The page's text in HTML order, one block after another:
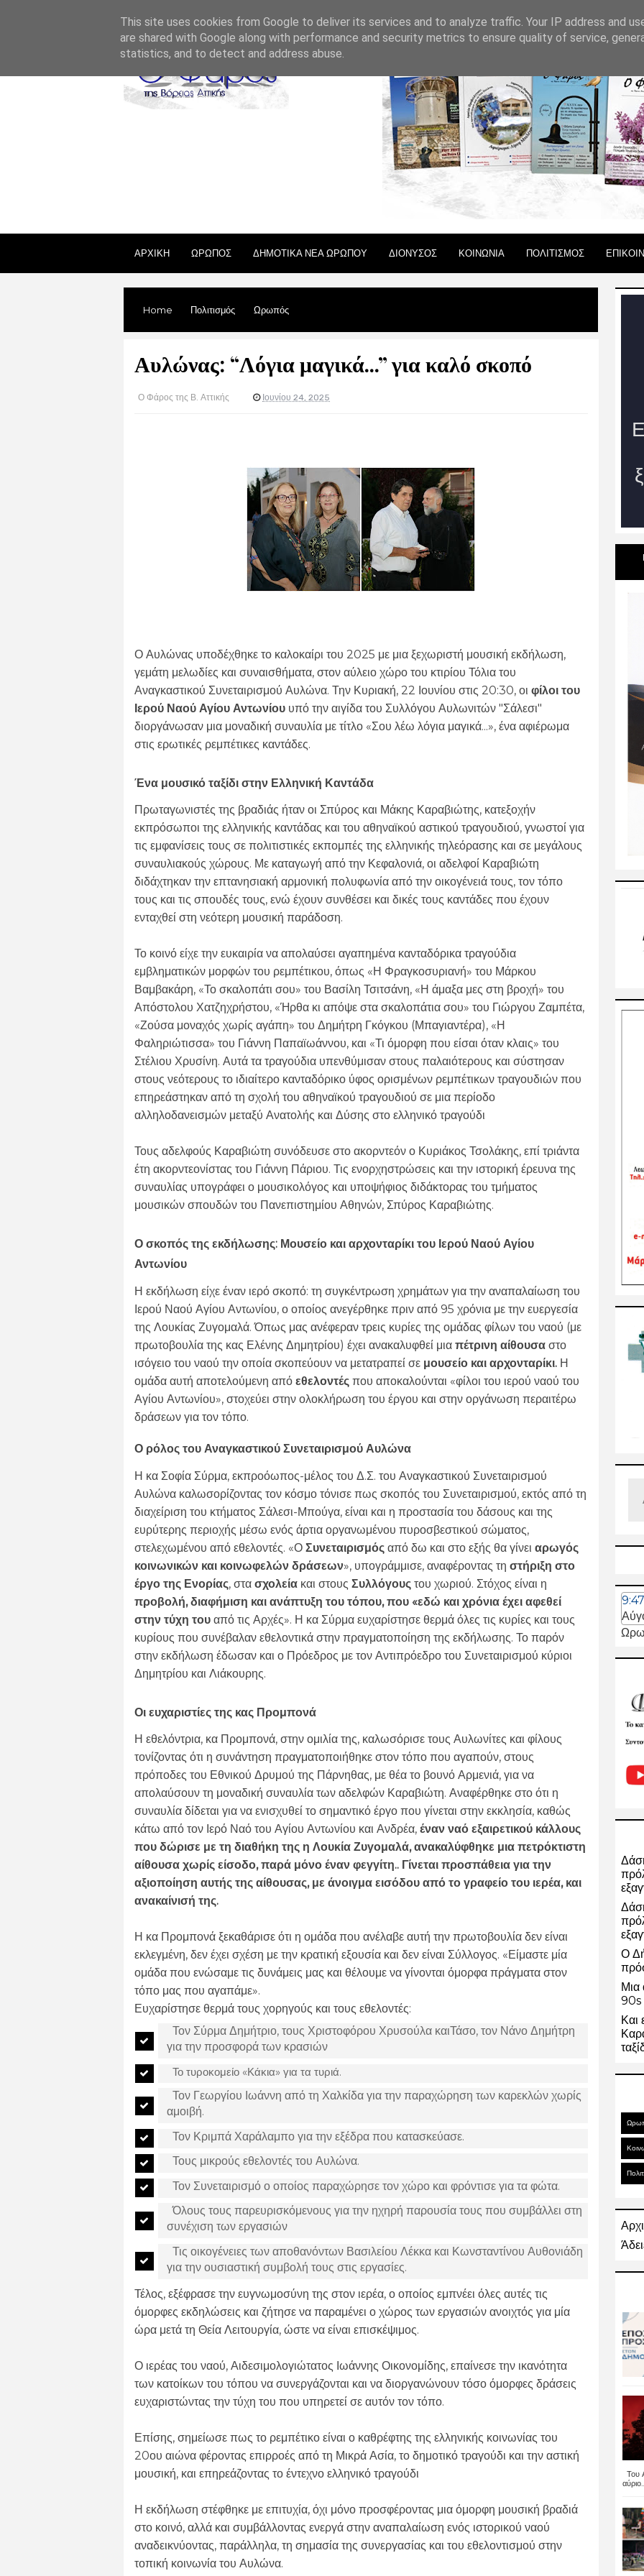
ΑΡΧΙΚΗ ΩΡΩΠΟΣ ΔΗΜΟΤΙΚΑ ΝΕΑ ΩΡΩΠΟΥ ΔΙΟΝΥΣΟΣ ΚΟΙΝΩΝΙΑ ΠΟΛΙΤΙΣΜΟΣ
Home Πολιτισμός Ωρωπός
Αυλώνας: “Λόγια μαγικά...” για καλό σκοπό
Ο Φάρος της Β. Αττικής Ιουνίου 24, 2025
Ο Αυλώνας υποδέχθηκε το καλοκαίρι του 2025 με μια ξεχωριστή μουσική εκδήλωση,
γεμάτη μελωδίες και συναισθήματα, στον αύλειο χώρο του κτιρίου Τόλια του
Αναγκαστικού Συνεταιρισμού Αυλώνα. Την Κυριακή, 22 Ιουνίου στις 20:30, οι φίλοι του
Ιερού Ναού Αγίου Αντωνίου υπό την αιγίδα του Συλλόγου Αυλωνιτών "Σάλεσι"
διοργάνωσαν μια μοναδική συναυλία με τίτλο «Σου λέω λόγια μαγικά...», ένα αφιέρωμα
στις ερωτικές ρεμπέτικες καντάδες.
Ένα μουσικό ταξίδι στην Ελληνική Καντάδα
Πρωταγωνιστές της βραδιάς ήταν οι Σπύρος και Μάκης Καραβιώτης, κατεξοχήν
εκπρόσωποι της ελληνικής καντάδας και του αθηναϊκού αστικού τραγουδιού, γνωστοί για
τις εμφανίσεις τους σε πολιτιστικές εκπομπές της ελληνικής τηλεόρασης και σε μεγάλους
συναυλιακούς χώρους. Με καταγωγή από την Κεφαλονιά, οι αδελφοί Καραβιώτη
διδάχτηκαν την επτανησιακή αρμονική πολυφωνία από την οικογένειά τους, τον τόπο
τους και τις σπουδές τους, ενώ έχουν συνθέσει και δικές τους καντάδες που έχουν
ενταχθεί στη νεότερη μουσική παράδοση.
Το κοινό είχε την ευκαιρία να απολαύσει αγαπημένα κανταδόρικα τραγούδια
εμβληματικών μορφών του ρεμπέτικου, όπως «Η Φραγκοσυριανή» του Μάρκου
Βαμβακάρη, «Το σκαλοπάτι σου» του Βασίλη Τσιτσάνη, «Η άμαξα μες στη βροχή» του
Απόστολου Χατζηχρήστου, «Ήρθα κι απόψε στα σκαλοπάτια σου» του Γιώργου Ζαμπέτα,
«Ζούσα μοναχός χωρίς αγάπη» του Δημήτρη Γκόγκου (Μπαγιαντέρα), «Η
Φαληριώτισσα» του Γιάννη Παπαϊωάννου, και «Τι όμορφη που είσαι όταν κλαις» του
Στέλιου Χρυσίνη. Αυτά τα τραγούδια υπενθύμισαν στους παλαιότερους και σύστησαν
στους νεότερους το ιδιαίτερο κανταδόρικο ύφος ορισμένων ρεμπέτικων τραγουδιών που
επηρεάστηκαν από τη σχολή του αθηναϊκού τραγουδιού σε μια περίοδο
αλληλοδανεισμών μεταξύ Ανατολής και Δύσης στο ελληνικό τραγούδι
Τους αδελφούς Καραβιώτη συνόδευσε στο ακορντεόν ο Κυριάκος Τσολάκης, επί τριάντα
έτη ακορντεονίστας του Γιάννη Πάριου. Τις ενορχηστρώσεις και την ιστορική έρευνα της
συναυλίας υπογράφει ο μουσικολόγος και υποψήφιος διδάκτορας του τμήματος
μουσικών σπουδών του Πανεπιστημίου Αθηνών, Σπύρος Καραβιώτης.
Ο σκοπός της εκδήλωσης: Μουσείο και αρχονταρίκι του Ιερού Ναού Αγίου
Αντωνίου
Η εκδήλωση είχε έναν ιερό σκοπό: τη συγκέντρωση χρημάτων για την αναπαλαίωση του
Ιερού Ναού Αγίου Αντωνίου, ο οποίος ανεγέρθηκε πριν από 95 χρόνια με την ευεργεσία
της Λουκίας Ζυγομαλά. Όπως μας ανέφεραν τρεις κυρίες της ομάδας φίλων του ναού (με
πρωτοβουλία της κας Ελένης Δημητρίου) έχει ανακαλυφθεί μια πέτρινη αίθουσα στο
ισόγειο του ναού την οποία σκοπεύουν να μετατραπεί σε μουσείο και αρχονταρίκι. Η
ομάδα αυτή αποτελούμενη από εθελοντές που αποκαλούνται «φίλοι του ιερού ναού του
Αγίου Αντωνίου», στοχεύει στην ολοκλήρωση του έργου και στην οργάνωση περαιτέρω
δράσεων για τον τόπο.
Ο ρόλος του Αναγκαστικού Συνεταιρισμού Αυλώνα
Η κα Σοφία Σύρμα, εκπροόωπος-μέλος του Δ.Σ. του Αναγκαστικού Συνεταιρισμού
Αυλώνα καλωσορίζοντας τον κόσμο τόνισε πως σκοπός του Συνεταιρισμού, εκτός από τη
διαχείριση του κτήματος Σάλεσι-Μπούγα, είναι και η προστασία του δάσους και της
ευρύτερης περιοχής μέσω ενός άρτια οργανωμένου πυροσβεστικού σώματος,
στελεχωμένου από εθελοντές. «Ο Συνεταιρισμός από δω και στο εξής θα γίνει αρωγός
κοινωνικών και κοινωφελών δράσεων», υπογράμμισε, αναφέροντας τη στήριξη στο
έργο της Ενορίας, στα σχολεία και στους Συλλόγους του χωριού. Στόχος είναι η
προβολή, διαφήμιση και ανάπτυξη του τόπου, που «εδώ και χρόνια έχει αφεθεί
στην τύχη του από τις Αρχές». Η κα Σύρμα ευχαρίστησε θερμά όλες τις κυρίες και τους
κυρίους που συνέβαλαν εθελοντικά στην πραγματοποίηση της εκδήλωσης. Το παρόν
στην εκδήλωση έδωσαν και ο Πρόεδρος με τον Αντιπρόεδρο του Συνεταιρισμού κύριοι
Δημητρίου και Λιάκουρης.
Οι ευχαριστίες της κας Προμπονά
Η εθελόντρια, κα Προμπονά, στην ομιλία της, καλωσόρισε τους Αυλωνίτες και φίλους
τονίζοντας ότι η συνάντηση πραγματοποιήθηκε στον τόπο που αγαπούν, στους
πρόποδες του Εθνικού Δρυμού της Πάρνηθας, με θέα το βουνό Αρμενιά, για να
απολαύσουν τη μοναδική συναυλία των αδελφών Καραβιώτη. Αναφέρθηκε στο ότι η
συναυλία δίδεται για να ενισχυθεί το σημαντικό έργο που γίνεται στην εκκλησία, καθώς
κάτω από τον Ιερό Ναό του Αγίου Αντωνίου και Ανδρέα, έναν ναό εξαιρετικού κάλλους
που δώρισε με τη διαθήκη της η Λουκία Ζυγομαλά, ανακαλύφθηκε μια πετρόκτιστη
αίθουσα χωρίς είσοδο, παρά μόνο έναν φεγγίτη.. Γίνεται προσπάθεια για την
αξιοποίηση αυτής της αίθουσας, με άνοιγμα εισόδου από το γραφείο του ιερέα, και
ανακαίνισή της.
Η κα Προμπονά ξεκαθάρισε ότι η ομάδα που ανέλαβε αυτή την πρωτοβουλία δεν είναι
εκλεγμένη, δεν έχει σχέση με την κρατική εξουσία και δεν είναι Σύλλογος. «Είμαστε μία
ομάδα που ενώσαμε τις δυνάμεις μας και θέλουμε να γίνονται όμορφα πράγματα στον
τόπο μας που αγαπάμε».
Ευχαρίστησε θερμά τους χορηγούς και τους εθελοντές:
Τον Σύρμα Δημήτριο, τους Χριστοφόρου Χρυσούλα καιΤάσο, τον Νάνο Δημήτρη
για την προσφορά των κρασιών
Το τυροκομείο «Κάκια» για τα τυριά.
Τον Γεωργίου Ιωάννη από τη Χαλκίδα για την παραχώρηση των καρεκλών χωρίς
αμοιβή.
Τον Κριμπά Χαράλαμπο για την εξέδρα που κατασκεύασε.
Τους μικρούς εθελοντές του Αυλώνα.
Τον Συνεταιρισμό ο οποίος παραχώρησε τον χώρο και φρόντισε για τα φώτα.
Όλους τους παρευρισκόμενους για την ηχηρή παρουσία τους που συμβάλλει στη
συνέχιση των εργασιών
Τις οικογένειες των αποθανόντων Βασιλείου Λέκκα και Κωνσταντίνου Αυθονιάδη
για την ουσιαστική συμβολή τους στις εργασίες.
Τέλος, εξέφρασε την ευγνωμοσύνη της στον ιερέα, ο οποίος εμπνέει όλες αυτές τις
όμορφες εκδηλώσεις και ζήτησε να παραμένει ο χώρος των εργασιών ανοιχτός για μία
ώρα μετά τη Θεία Λειτουργία, ώστε να είναι επισκέψιμος.
Ο ιερέας του ναού, Αιδεσιμολογιώτατος Ιωάννης Οικονομίδης, επαίνεσε την ικανότητα
των κατοίκων του τόπου να συνεργάζονται και να διοργανώνουν τόσο όμορφες δράσεις
ευχαριστώντας την τύχη του που υπηρετεί σε αυτόν τον τόπο.
Επίσης, σημείωσε πως το ρεμπέτικο είναι ο καθρέφτης της ελληνικής κοινωνίας του
20ου αιώνα φέροντας επιρροές από τη Μικρά Ασία, το δημοτικό τραγούδι και την αστική
μουσική, και επηρεάζοντας το έντεχνο ελληνικό τραγούδι
Η εκδήλωση στέφθηκε με επιτυχία, όχι μόνο προσφέροντας μια όμορφη μουσική βραδιά
στο κοινό, αλλά και συμβάλλοντας ενεργά στην αναπαλαίωση ενός ιστορικού ναού
αναδεικνύοντας, παράλληλα, τη σημασία της συνεργασίας και του εθελοντισμού στην
τοπική κοινωνία του Αυλώνα.
9:47
Ο
Μια
90s
Και
Του
This site uses cookies from Google to deliver its services and to analyze traffic. Your IP address and
are shared with Google along with performance and security metrics to ensure quality of service,
statistics, and to detect and address abuse.